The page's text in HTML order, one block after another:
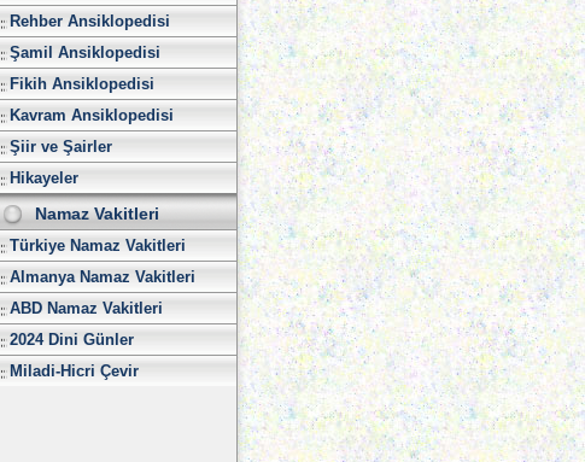
Rehber Ansiklopedisi
Şamil Ansiklopedisi
Fikih Ansiklopedisi
Kavram Ansiklopedisi
Şiir ve Şairler
Hikayeler
Namaz Vakitleri
Türkiye Namaz Vakitleri
Almanya Namaz Vakitleri
ABD Namaz Vakitleri
2024 Dini Günler
Miladi-Hicri Çevir